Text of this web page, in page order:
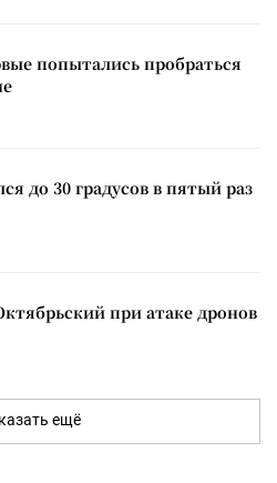
попытались пробраться
до 30 градусов в пятый раз
при атаке дронов
ещё